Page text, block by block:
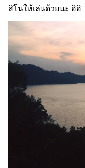
สิโนให้เล่นด้วยนะ อิอิ